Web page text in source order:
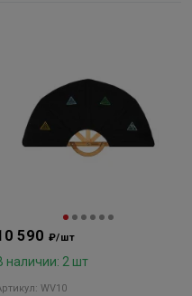
590 ₽/шт
наличии: 2 шт
WV10